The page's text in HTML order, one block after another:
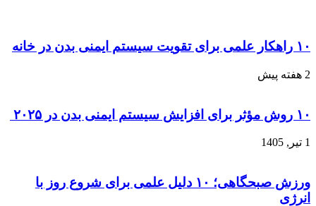
۱۰ راهکار علمی برای تقویت سیستم ایمنی بدن در خانه
2 هفته پیش
۱۰ روش مؤثر برای افزایش سیستم ایمنی بدن در ۲۰۲۵
1 تیر, 1405
ورزش صبحگاهی؛ ۱۰ دلیل علمی برای شروع روز با
انرژی